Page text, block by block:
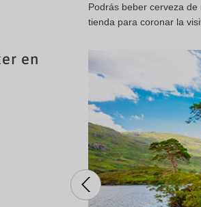
Podrás beber cerveza
tienda para coronar la
en